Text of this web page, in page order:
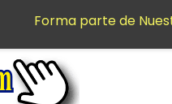
Forma parte de